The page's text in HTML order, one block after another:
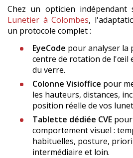
Chez un opticien indépendant
Lunetier à Colombes,
un protocole complet :
EyeCode pour analyser la
centre de rotation de l'œil
du verre.
Colonne Visioffice pour
les hauteurs, distances,
position réelle de vos
Tablette dédiée CVE
comportement visuel :
habituelles, posture,
intermédiaire et loin.